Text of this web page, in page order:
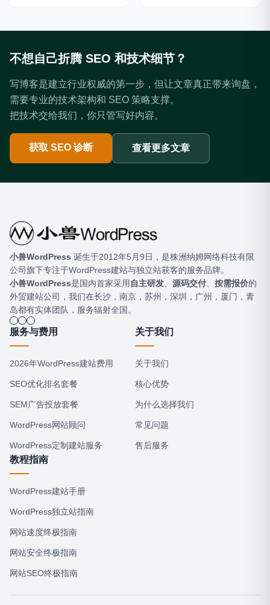
不想自己折腾 SEO 和技术细节？
写博客是建立行业权威的第一步，但让文章真正带来询盘，
需要专业的技术架构和 SEO 策略支撑。
把技术交给我们，你只管写好内容。
获取 SEO 诊断 查看更多文章
小兽WordPress ​ 诞生于2012年5月9日，是株洲纳姆网络科技有限
公司旗下专注于WordPress建站与独立站获客的服务品牌。
小兽WordPress是国内首家采用 自主研发 源码交付 按需报价的
外贸建站公司，我们在长沙，南京，苏州，深圳，广州，厦门，青
岛都有实体团队，服务辐射全国。
服务与费用
2026年WordPress建站费用
SEO优化排名套餐
SEM广告投放套餐
WordPress网站顾问
WordPress定制建站服务
关于我们
关于我们
核心优势
为什么选择我们
常见问题
售后服务
教程指南
WordPress建站手册
WordPress独立站指南
网站速度终极指南
网站安全终极指南
网站SEO终极指南